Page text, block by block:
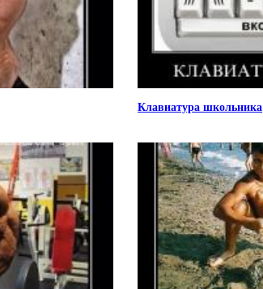
Клавиатура школьника